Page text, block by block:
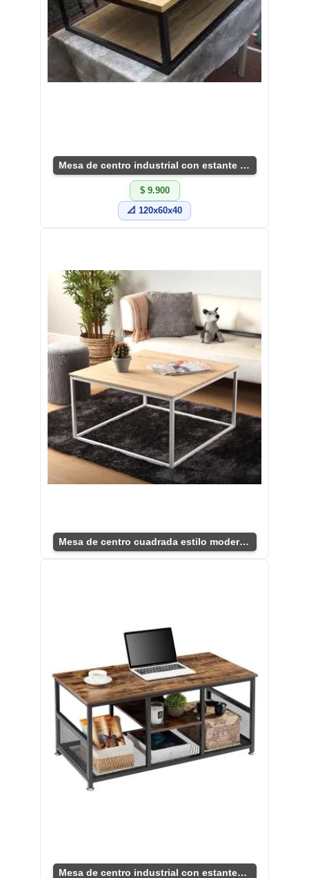
Mesa de centro industrial con estante adicional
$ 9.900
📐 120x60x40
Mesa de centro cuadrada estilo moderno minimalista
Mesa de centro industrial con estantes funcionales